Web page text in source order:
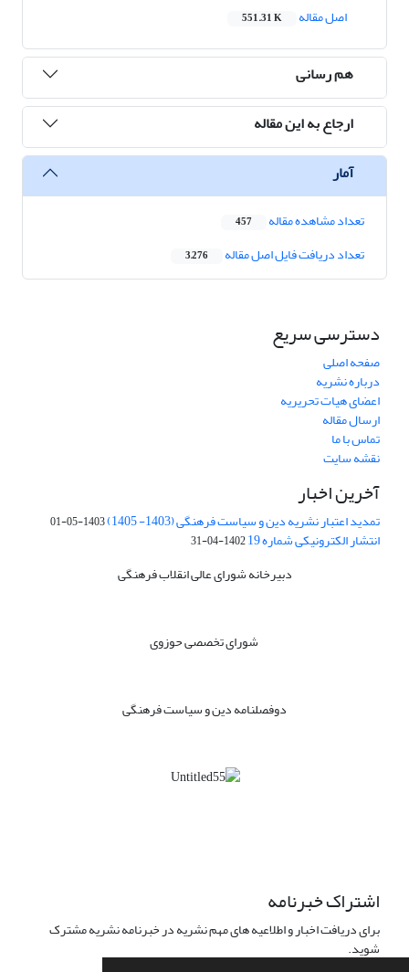
اصل مقاله
551.31 K
هم رسانی
ارجاع به این مقاله
آمار
تعداد مشاهده مقاله 457
تعداد دریافت فایل اصل مقاله 3,276
دسترسی سریع
صفحه اصلی
درباره نشریه
اعضای هیات تحریریه
ارسال مقاله
تماس با ما
نقشه سایت
آخرین اخبار
تمدید اعتبار نشریه دین و سیاست فرهنگی (1403- 1405) 1403-05-01
انتشار الکترونیکی شماره 19 1402-04-31
دبیرخانه شورای عالی انقلاب فرهنگی
شورای تخصصی حوزوی
دوفصلنامه دین و سیاست فرهنگی
اشتراک خبرنامه
برای دریافت اخبار و اطلاعیه های مهم نشریه در خبرنامه نشریه مشترک
شوید.